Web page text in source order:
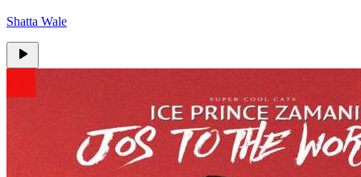
Shatta Wale